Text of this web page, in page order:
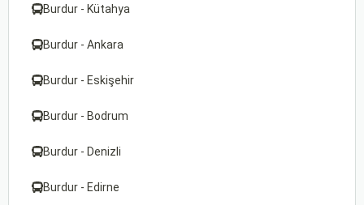
Burdur - Kütahya
Burdur - Ankara
Burdur - Eskişehir
Burdur - Bodrum
Burdur - Denizli
Burdur - Edirne